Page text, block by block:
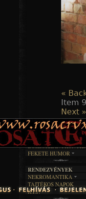
«
Item
Next »
TAJTÉKOS LAPOK
ZENE
EGYÜTTESEK
INTERJÚK
FORDÍTÁSOK
DALSZÖVEGEK
ÍRÁSOK
IRODALOM
FILM
ÍRÁSTÖRTÉNET
FEKETE HUMOR
SZÖVEGES
RENDEZVÉNYEK
NEKROMANTIKA
AKTUÁLIS
A MÚLT
TAJTÉKOS NAPOK
R.I.P.